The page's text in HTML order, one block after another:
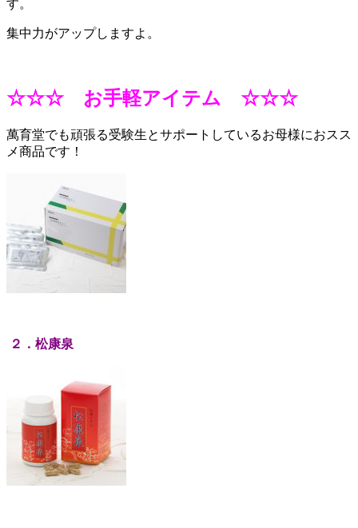
す。
集中力がアップしますよ。
☆☆☆ お手軽アイテム ☆☆☆
萬育堂でも頑張る受験生とサポートしているお母様におスス
メ商品です！
２．松康泉